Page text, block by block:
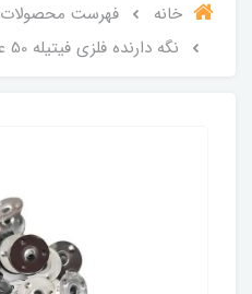
خانه
فهرست محصولات
نگه دارنده فلزی فیتیله 50 عددی